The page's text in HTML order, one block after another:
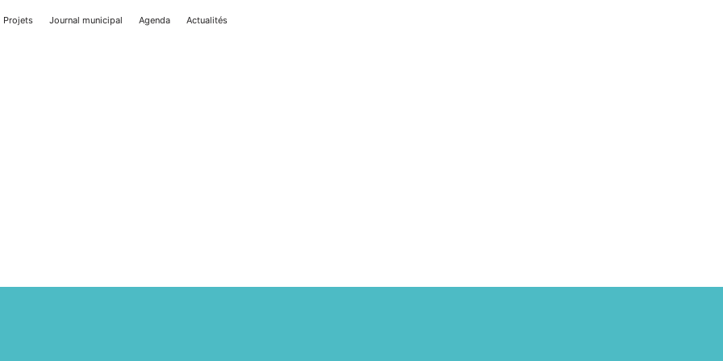
Projets Journal municipal Agenda Actualités